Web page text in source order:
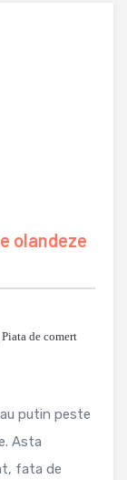
olandeze
Piata de comert
putin peste
Asta
fata de